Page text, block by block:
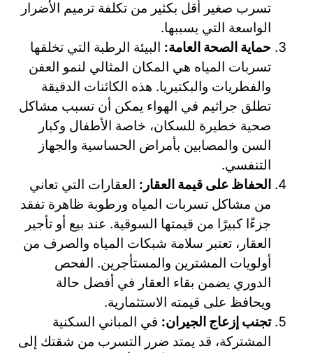
تسرب صغير أقل بكثير من تكلفة ترميم الأضرار
الواسعة التي يسببها.
حماية الصحة العامة: البيئة الرطبة التي تخلقها
تسربات المياه هي المكان المثالي لنمو العفن
والفطريات والبكتيريا. هذه الكائنات الدقيقة
تطلق جراثيم في الهواء يمكن أن تسبب مشاكل
صحية خطيرة للسكان، خاصة الأطفال وكبار
السن والمصابين بأمراض الحساسية والجهاز
التنفسي.
الحفاظ على قيمة العقار: العقارات التي تعاني
من مشاكل تسربات المياه ورطوبة ظاهرة تفقد
جزءًا كبيرًا من قيمتها السوقية. عند بيع أو تأجير
العقار، تعتبر سلامة شبكات المياه والصرف من
أولويات المشترين والمستأجرين. الفحص
الدوري يضمن بقاء العقار في أفضل حالة
ويحافظ على قيمته الاستثمارية.
تجنب إزعاج الجيران: في المباني السكنية
المشتركة، قد يمتد ضرر التسرب من شقتك إلى